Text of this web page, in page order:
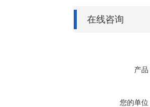
在线咨询
产品
您的单位